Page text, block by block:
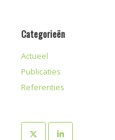
Categorieën
Actueel
Publicaties
Referenties